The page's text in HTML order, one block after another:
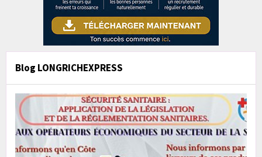
Blog LONGRICHEXPRESS